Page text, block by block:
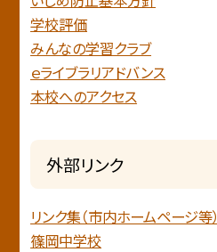
学校評価
みんなの学習クラブ
ｅライブラリアドバンス
本校へのアクセス
外部リンク
リンク集（市内ホームページ等）
篠岡中学校